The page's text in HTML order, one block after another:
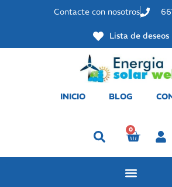
Contacte con nosotros
Lista de deseos
INICIO BLOG
0